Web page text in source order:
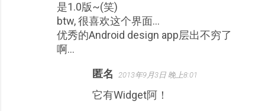
是1.0版~(笑)
btw, 很喜欢这个界面...
优秀的Android design app层出不穷了
啊...
匿名 2013年9月3日 晚上8:01
它有Widget阿！